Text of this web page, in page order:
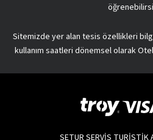
Sitemizde yer alan tesis özellikleri
kullanım saatleri dönemsel olarak
SETUR SERVİS TURİSTİK